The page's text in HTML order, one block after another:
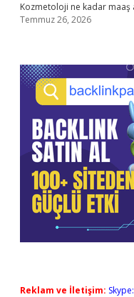
Kozmetoloji ne kadar maaş
Temmuz 26, 2026
Reklam ve İletişim: